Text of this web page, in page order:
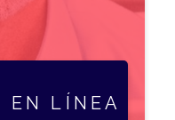
EN LÍNEA